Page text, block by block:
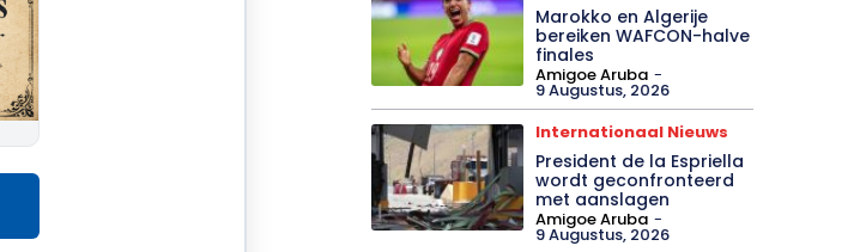
Marokko en Algerije
bereiken WAFCON-halve
finales
Amigoe Aruba -
9 Augustus, 2026
Internationaal Nieuws
President de la Espriella
wordt geconfronteerd
met aanslagen
Amigoe Aruba -
9 Augustus, 2026